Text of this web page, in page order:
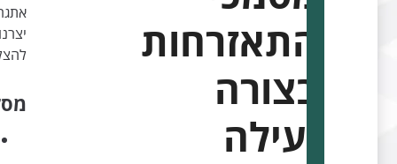
התאזרחות
בצורה
יעילה